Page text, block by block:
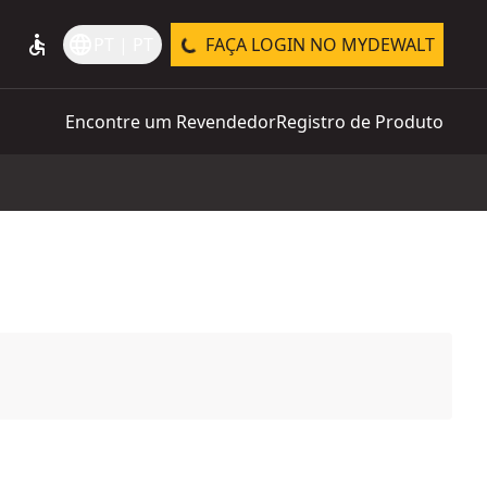
accessible FAÇA LOGIN NO MYDEWALT
Encontre um RevendedorRegistro de Produto